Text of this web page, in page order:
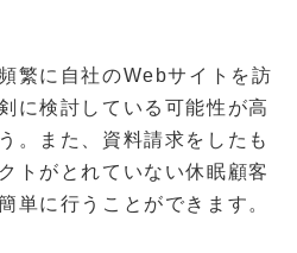
繁に自社のWebサイトを訪
に検討している可能性が高
。また、資料請求をしたも
トがとれていない休眠顧客
単に行うことができます。